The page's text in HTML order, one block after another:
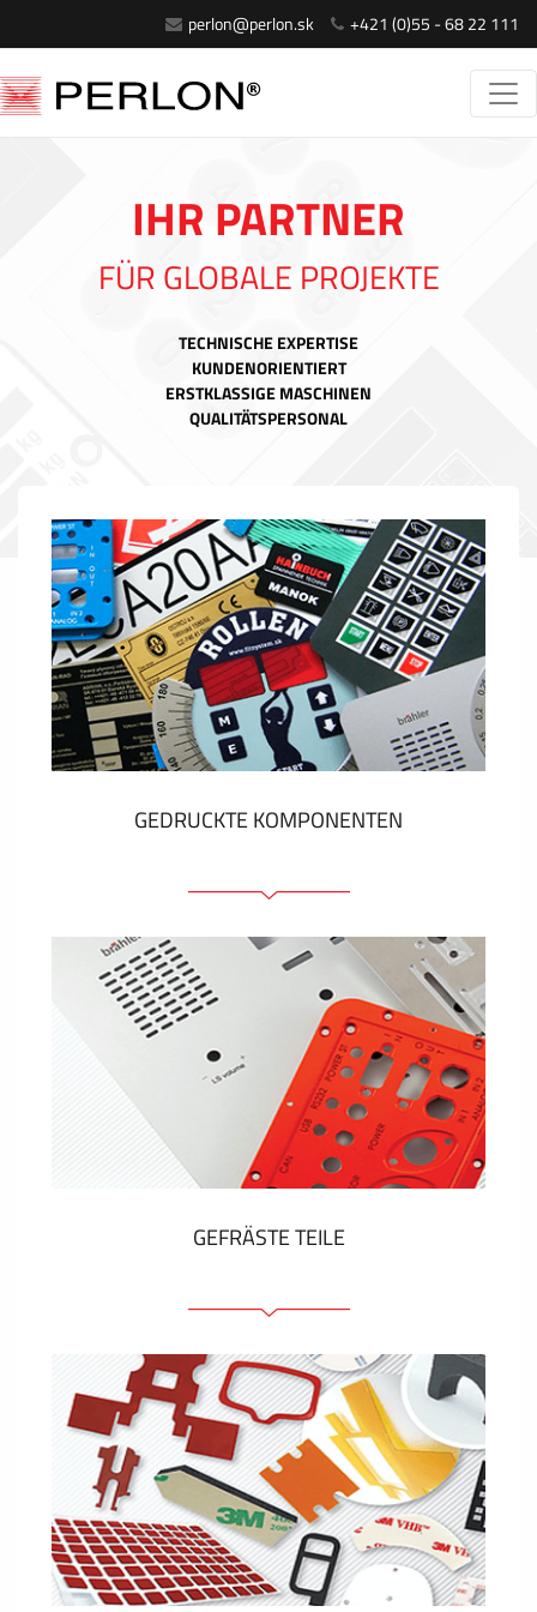
perlon@perlon.sk +421 (0)55 - 68 22 111
IHR PARTNER
FÜR GLOBALE PROJEKTE
TECHNISCHE EXPERTISE
KUNDENORIENTIERT
ERSTKLASSIGE MASCHINEN
QUALITÄTSPERSONAL
GEDRUCKTE KOMPONENTEN
Folienschilder
Folientastaturen
Metallschilder
Aufkleber und Etiketten
Kunststoff-Etiketten und Tags
ZEIGEN MEHR
GEFRÄSTE TEILE
Frontplatten (front und tragfähig)
Eloxierte Frontplatten
Farbige Frontplatten
Platten mit Befestigungselementen
Gravierte Schilder
ZEIGEN MEHR